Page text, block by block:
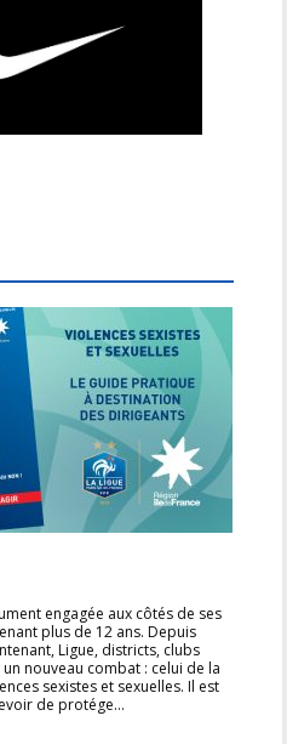
engagée aux côtés de ses
plus de 12 ans. Depuis
Ligue, districts, clubs
nouveau combat : celui de la
sexistes et sexuelles. Il est
de protége...